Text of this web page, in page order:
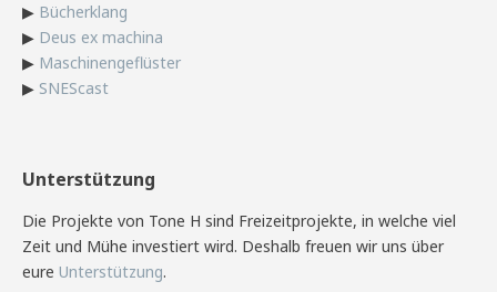
▶ Bücherklang
▶ Deus ex machina
▶ Maschinengeflüster
▶ SNEScast
Unterstützung
Die Projekte von Tone H sind Freizeitprojekte, in welche viel
Zeit und Mühe investiert wird. Deshalb freuen wir uns über
eure Unterstützung.